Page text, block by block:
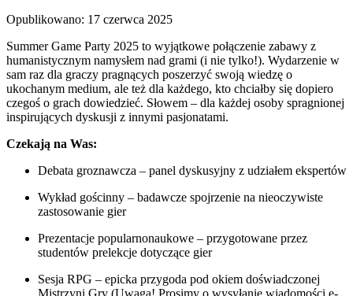
Opublikowano: 17 czerwca 2025
Summer Game Party 2025 to wyjątkowe połączenie zabawy z
humanistycznym namysłem nad grami (i nie tylko!). Wydarzenie w
sam raz dla graczy pragnących poszerzyć swoją wiedzę o
ukochanym medium, ale też dla każdego, kto chciałby się dopiero
czegoś o grach dowiedzieć. Słowem – dla każdej osoby spragnionej
inspirujących dyskusji z innymi pasjonatami.
Czekają na Was:
Debata groznawcza – panel dyskusyjny z udziałem ekspertów
Wykład gościnny – badawcze spojrzenie na nieoczywiste
zastosowanie gier
Prezentacje popularnonaukowe – przygotowane przez
studentów prelekcje dotyczące gier
Sesja RPG – epicka przygoda pod okiem doświadczonej
Mistrzyni Gry (Uwaga! Prosimy o wysyłanie wiadomości e-